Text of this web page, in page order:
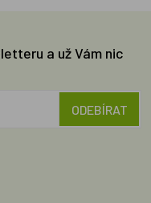
a už Vám nic
ODEBÍRAT